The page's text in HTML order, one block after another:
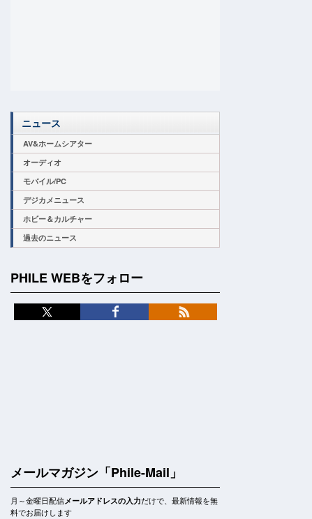
ニュース
AV&ホームシアター
オーディオ
モバイル/PC
デジカメニュース
ホビー＆カルチャー
過去のニュース
PHILE WEBをフォロー
メールマガジン「Phile-Mail」
月～金曜日配信メールアドレスの入力だけで、最新情報を無
料でお届けします